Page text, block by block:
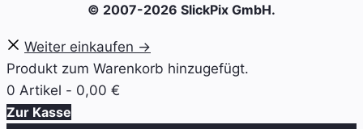
© 2007-2026 SlickPix GmbH.
Weiter einkaufen →
Produkt zum Warenkorb hinzugefügt.
0 Artikel - 0,00 €
Zur Kasse